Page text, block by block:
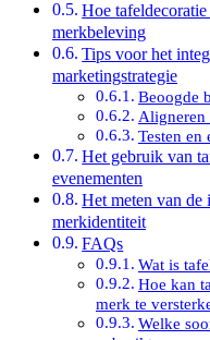
Hoe
merkbeleving
Tips voor het
marketingstrategie
Beoogde
Aligneren
Testen en
Het gebruik van
evenementen
Het meten van de
merkidentiteit
FAQs
Wat is
Hoe kan
merk te
Welke